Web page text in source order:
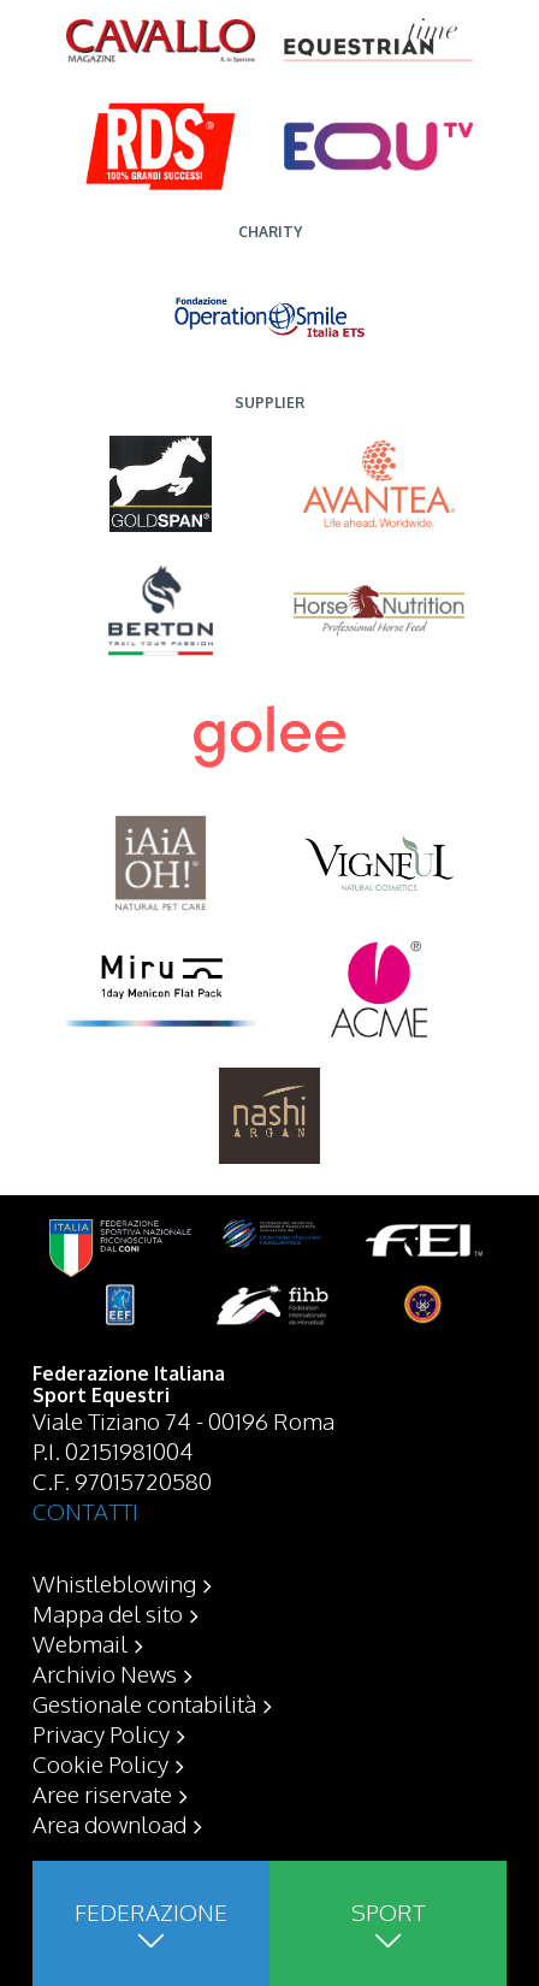
CHARITY
SUPPLIER
Federazione Italiana
Sport Equestri
Viale Tiziano 74 - 00196 Roma
P.I. 02151981004
C.F. 97015720580
CONTATTI
Whistleblowing
Mappa del sito
Webmail
Archivio News
Gestionale contabilità
Privacy Policy
Cookie Policy
Aree riservate
Area download
FEDERAZIONE SPORT